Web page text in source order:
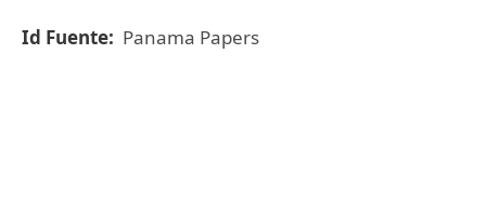
Id Fuente: Panama Papers